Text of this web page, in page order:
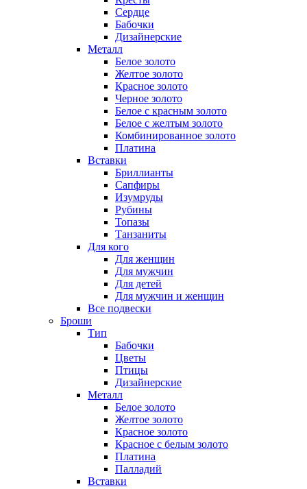
Сердце
Бабочки
Дизайнерские
Металл
Белое золото
Желтое золото
Красное золото
Черное золото
Белое с красным золото
Белое с желтым золото
Комбинированное золото
Платина
Вставки
Бриллианты
Сапфиры
Изумруды
Рубины
Топазы
Танзаниты
Для кого
Для женщин
Для мужчин
Для детей
Для мужчин и женщин
Все подвески
Броши
Тип
Бабочки
Цветы
Птицы
Дизайнерские
Металл
Белое золото
Желтое золото
Красное золото
Красное с белым золото
Платина
Палладий
Вставки